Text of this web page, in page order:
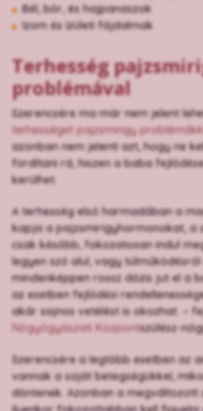
Bél, bőr, és hajpanaszok
Izom és ízületi fájdalmak
Terhesség
problémával
Szerencsére ma már nem jelent
terhességet pajzsmirigy
azonban nem jelenti azt, hogy ne
fordítani rá, hiszen a baba
kerülhet.
A terhesség első harmadában a
kapja a pajzsmirigyhormonokat, a
csak később, fokozatosan indul
legyen szó alul, vagy
mindenképpen rossz dózis jut el a
az esetben fejlődési
akár sajnos vetélést is okozhat. –
Nőgyógyászati Központszülész-
Szerencsére a legtöbb esetben az
vannak a saját betegségükkel,
döntenek. Azonban a megváltozott